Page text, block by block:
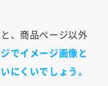
、商品ページ以外
でイメージ画像と
にくいでしょう。